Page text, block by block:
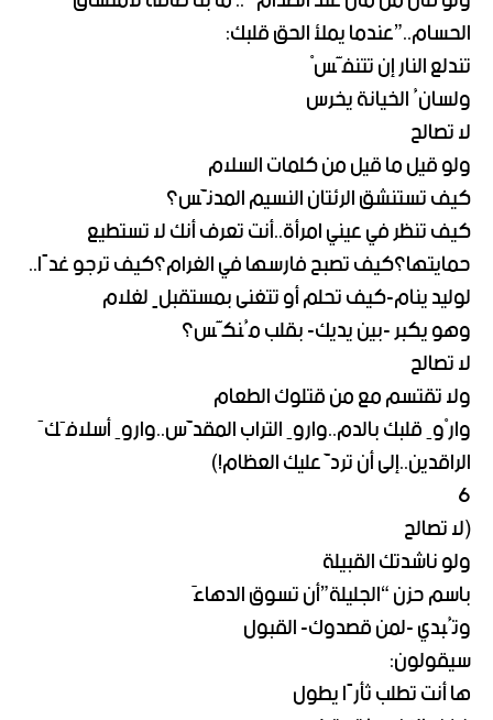
الحسام..”عندما يملأ الحق قلبك:
تندلع النار إن تتنفَّسْ
ولسانُ الخيانة يخرس
لا تصالح
ولو قيل ما قيل من كلمات السلام
كيف تستنشق الرئتان النسيم المدنَّس؟
كيف تنظر في عيني امرأة..أنت تعرف أنك لا تستطيع
حمايتها؟كيف تصبح فارسها في الغرام؟كيف ترجو غدًا..
لوليد ينام-كيف تحلم أو تتغنى بمستقبلٍ لغلام
وهو يكبر -بين يديك- بقلب مُنكَّس؟
لا تصالح
ولا تقتسم مع من قتلوك الطعام
وارْوِ قلبك بالدم..واروِ التراب المقدَّس..واروِ أسلافَكَ
الراقدين..إلى أن تردَّ عليك العظام!)
6
(لا تصالح
ولو ناشدتك القبيلة
باسم حزن “الجليلة”أن تسوق الدهاءَ
وتُبدي -لمن قصدوك- القبول
سيقولون:
ها أنت تطلب ثأرًا يطول